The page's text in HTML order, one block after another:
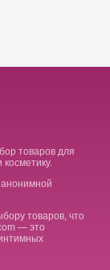
товаров для
товаров, что
— это